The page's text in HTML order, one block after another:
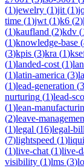
(1)jewelry (1)jit (1)
time (1)jwt (1)k6 (2)
(1)kaufland (2)kdv (
(1)knowledge-base (
(3)kpis (3)kra (1)
(1)landed-cost (1)
(1)latin-america (3)
(1)lead-generation (3
nurturing (1)lead-
(1)lean-
(2)leave-
(1)legal (16)legal-
(7)lightspeed (1)
(1)live-chat (1)live-
visibility (1)lms (3)